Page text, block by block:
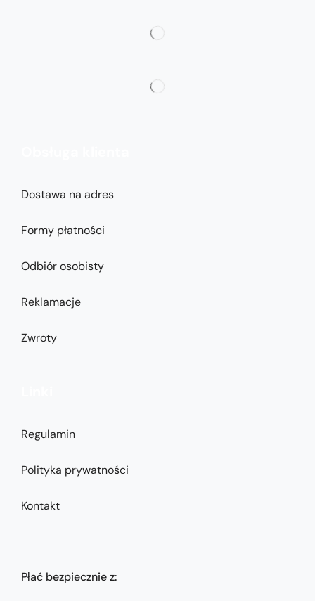
Dostawa na adres
Formy płatności
Odbiór osobisty
Reklamacje
Zwroty
Regulamin
Polityka prywatności
Kontakt
Płać bezpiecznie z: